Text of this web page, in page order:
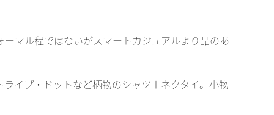
マル程ではないがスマートカジュアルより品のあ
イプ・ドットなど柄物のシャツ＋ネクタイ。小物